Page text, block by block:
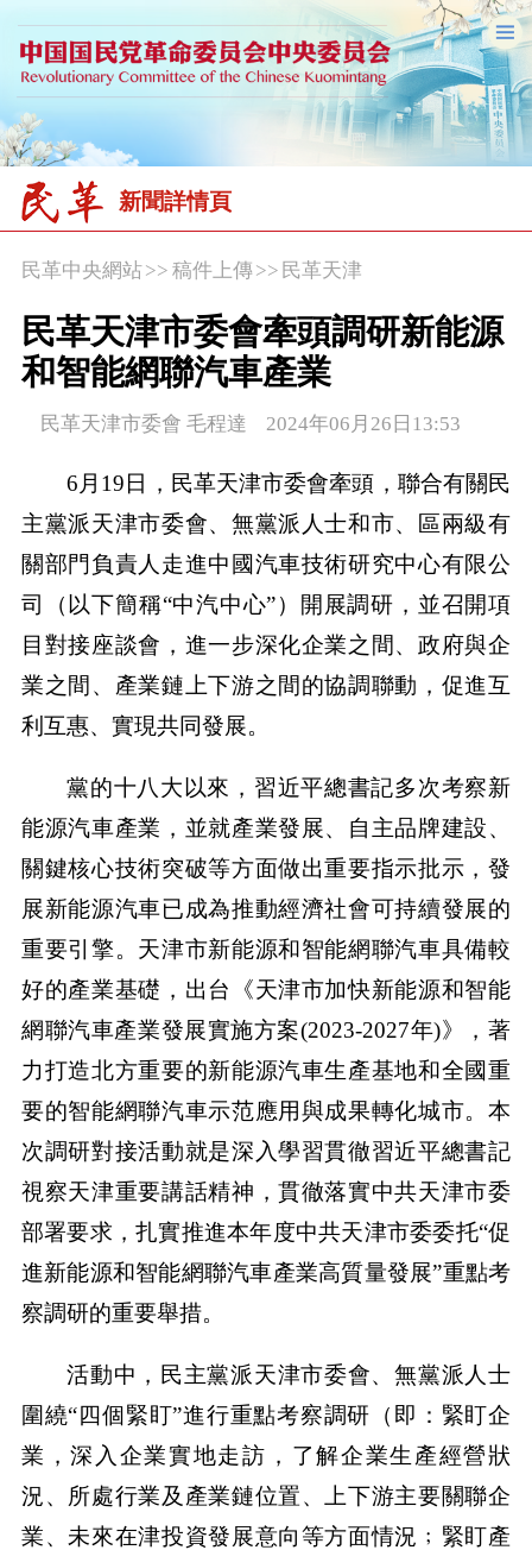
新聞詳情頁
民革中央網站>> 稿件上傳>> 民革天津
民革天津市委會牽頭調研新能源
和智能網聯汽車產業
民革天津市委會 毛程達 2024年06月26日13:53
6月19日，民革天津市委會牽頭，聯合有關民
主黨派天津市委會、無黨派人士和市、區兩級有
關部門負責人走進中國汽車技術研究中心有限公
司（以下簡稱“中汽中心”）開展調研，並召開項
目對接座談會，進一步深化企業之間、政府與企
業之間、產業鏈上下游之間的協調聯動，促進互
利互惠、實現共同發展。
黨的十八大以來，習近平總書記多次考察新
能源汽車產業，並就產業發展、自主品牌建設、
關鍵核心技術突破等方面做出重要指示批示，發
展新能源汽車已成為推動經濟社會可持續發展的
重要引擎。天津市新能源和智能網聯汽車具備較
好的產業基礎，出台《天津市加快新能源和智能
網聯汽車產業發展實施方案(2023-2027年)》，著
力打造北方重要的新能源汽車生產基地和全國重
要的智能網聯汽車示范應用與成果轉化城市。本
次調研對接活動就是深入學習貫徹習近平總書記
視察天津重要講話精神，貫徹落實中共天津市委
部署要求，扎實推進本年度中共天津市委委托“促
進新能源和智能網聯汽車產業高質量發展”重點考
察調研的重要舉措。
活動中，民主黨派天津市委會、無黨派人士
圍繞“四個緊盯”進行重點考察調研（即：緊盯企
業，深入企業實地走訪，了解企業生產經營狀
況、所處行業及產業鏈位置、上下游主要關聯企
業、未來在津投資發展意向等方面情況﹔緊盯產